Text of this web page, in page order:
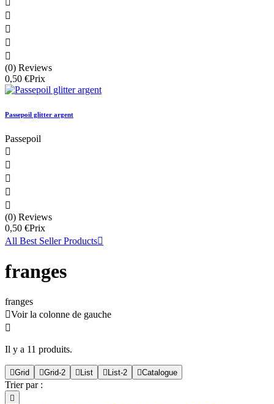




(0) Reviews
0,50 €Prix
Passepoil glitter argent
Passepoil





(0) Reviews
0,50 €Prix
All Best Seller Products
franges
franges
Voir la colonne de gauche

Il y a 11 produits.
Grid Grid-2 List List-2 Catalogue
Trier par :
